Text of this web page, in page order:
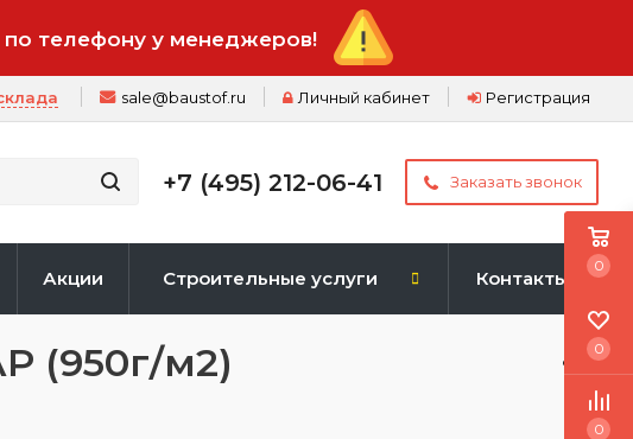
телефону у менеджеров!
Регистрация
Личный кабинет
sale@baustof.ru
+7 (495) 212-06-41 Заказать звонок
Акции Строительные услуги Контакты
(950г/м2)
0
0
0